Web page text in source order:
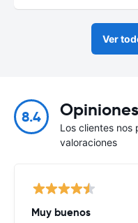
Ver
8.4
Los clientes
valoraciones
Muy buenos